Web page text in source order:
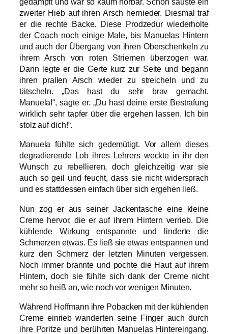
zweiter Hieb auf ihren Arsch hernieder. Diesmal traf
er die rechte Backe. Diese Prodzedur wiederholte
der Coach noch einige Male, bis Manuelas Hintern
und auch der Übergang von ihren Oberschenkeln zu
ihrem Arsch von roten Striemen überzogen war.
Dann legte er die Gerte kurz zur Seite und begann
ihren prallen Arsch wieder zu streicheln und zu
tätscheln. „Das hast du sehr brav gemacht,
Manuela!“, sagte er. „Du hast deine erste Bestrafung
wirklich sehr tapfer über die ergehen lassen. Ich bin
stolz auf dich!“.
Manuela fühlte sich gedemütigt. Vor allem dieses
degradierende Lob ihres Lehrers weckte in ihr den
Wunsch zu rebellieren, doch gleichzeitig war sie
auch so geil und feucht, dass sie nicht widersprach
und es stattdessen einfach über sich ergehen ließ.
Nun zog er aus seiner Jackentasche eine kleine
Creme hervor, die er auf ihrem Hintern verrieb. Die
kühlende Wirkung entspannte und linderte die
Schmerzen etwas. Es ließ sie etwas entspannen und
kurz den Schmerz der letzten Minuten vergessen.
Noch immer brannte und pochte die Haut auf ihrem
Hintern, doch sie fühlte sich dank der Creme nicht
mehr so heiß an, wie noch vor wenigen Minuten.
Während Hoffmann ihre Pobacken mit der kühlenden
Creme einrieb wanderten seine Finger auch durch
ihre Poritze und berührten Manuelas Hintereingang.